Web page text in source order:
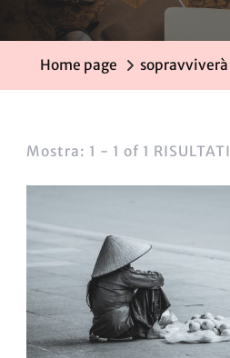
Home page sopravviverà
Mostra: 1 - 1 of 1 RISULTATI